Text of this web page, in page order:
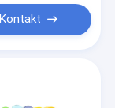
Kontakt